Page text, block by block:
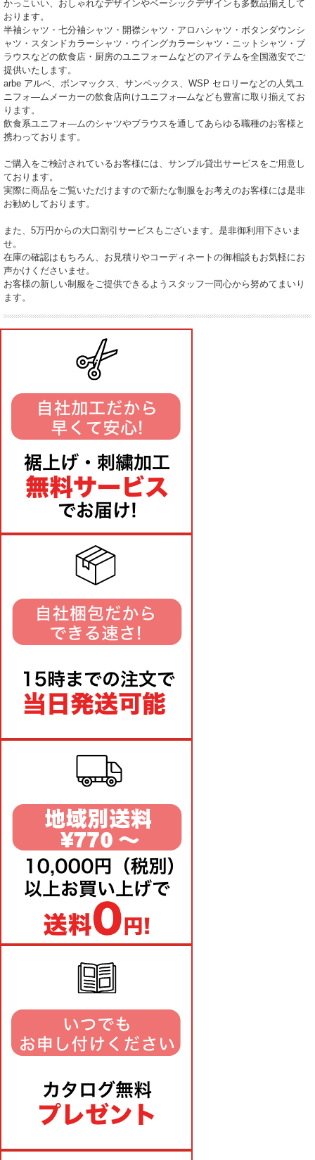
かっこいい、おしゃれなデザインやベーシックデザインも多数品揃えして
おります。
半袖シャツ・七分袖シャツ・開襟シャツ・アロハシャツ・ボタンダウンシ
ャツ・スタンドカラーシャツ・ウイングカラーシャツ・ニットシャツ・ブ
ラウスなどの飲食店・厨房のユニフォームなどのアイテムを全国激安でご
提供いたします。
arbe アルベ、ボンマックス、サンペックス、WSP セロリーなどの人気ユ
ニフォ―ムメーカーの飲食店向けユニフォ―ムなども豊富に取り揃えてお
ります。
飲食系ユニフォ―ムのシャツやブラウスを通してあらゆる職種のお客様と
携わっております。
ご購入をご検討されているお客様には、サンプル貸出サービスをご用意し
ております。
実際に商品をご覧いただけますので新たな制服をお考えのお客様には是非
お勧めしております。
また、5万円からの大口割引サービスもございます。是非御利用下さいま
せ。
在庫の確認はもちろん、お見積りやコーディネートの御相談もお気軽にお
声かけくださいませ。
お客様の新しい制服をご提供できるようスタッフ一同心から努めてまいり
ます。